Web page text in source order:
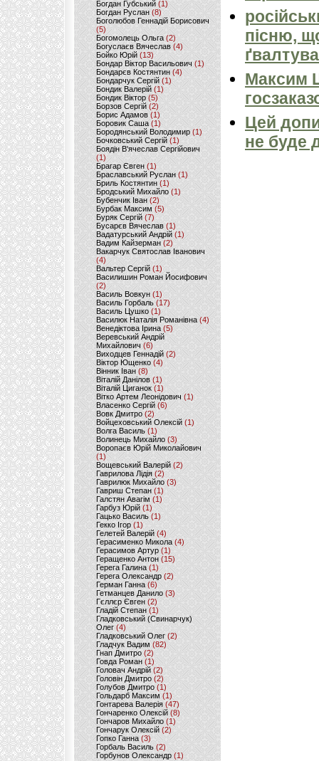
Богдан Губський (1)
Богдан Руслан(8)
Боголюбов Геннадій Борисович
(5)
Богомолець Ольга (2)
Богуслаєв Вячеслав (4)
Бойко Юрій (13)
Бондар Віктор Васильович (1)
Бондарєв Костянтин (4)
Бондарчук Сергій(1)
Бондик Валерій (1)
Бондик Віктор(5)
Борзов Сергiй (2)
Борис Адамов(1)
Боровик Саша (1)
Бородянський Володимир (1)
Бочковський Сергій (1)
Боядін В'ячеслав Сергійович
(1)
Брагар Євген (1)
Браславський Руслан (1)
Бриль Костянтин (1)
Бродський Михайло (1)
Бубенчик Іван(2)
Бурбак Максим (5)
Буряк Сергій (7)
Бусарєв Вячеслав (1)
Вадатурський Андрій (1)
Вадим Кайзерман (2)
Вакарчук Святослав Іванович
(4)
Вальтер Сергій (1)
Василишин Роман Йосифович
(2)
Василь Вовкун (1)
Василь Горбаль (17)
Василь Цушко (1)
Василюк Наталія Романівна (4)
Венедіктова Ірина(5)
Веревський Андрій
Михайлович (6)
Виходцев Геннадій (2)
Віктор Ющенко (4)
Вінник Іван (8)
Віталій Данілов (1)
Віталій Циганок (1)
Вітко Артем Леонідович(1)
Власенко Сергій (6)
Вовк Дмитро(2)
Войцеховський Олексій(1)
Волга Василь (1)
Волинець Михайло (3)
Воропаєв Юрій Миколайович
(1)
Вощевський Валерій(2)
Гаврилова Лідія (2)
Гаврилюк Михайло (3)
Гавриш Степан (1)
Галстян Авагім (1)
Гарбуз Юрій (1)
Гацько Василь (1)
Гекко Ігор(1)
Гелетей Валерій (4)
Герасименко Микола (4)
Герасимов Артур (1)
Геращенко Антон(15)
Герега Галина (1)
Герега Олександр (2)
Герман Ганна (6)
Гетманцев Данило (3)
Гєллєр Євген (2)
Гладій Степан(1)
Гладковський (Свинарчук)
Олег (4)
Гладковський Олег (2)
Гладчук Вадим (82)
Гнап Дмитро (2)
Говда Роман(1)
Головач Андрій (2)
Головін Дмитро (2)
Голубов Дмитро (1)
Гольдарб Максим(1)
Гонтарева Валерія (47)
Гончаренко Олексій(8)
Гончаров Михайло (1)
Гончарук Олексій (2)
Гопко Ганна (3)
Горбаль Василь (2)
Горбунов Олександр (1)
пісню,
Максим
Цей
не буде